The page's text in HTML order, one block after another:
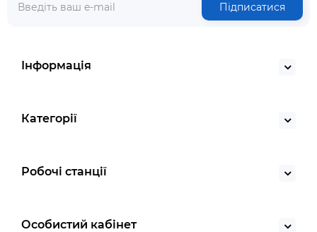
Підписатися
Інформація
Категорії
Робочі станції
Особистий кабінет